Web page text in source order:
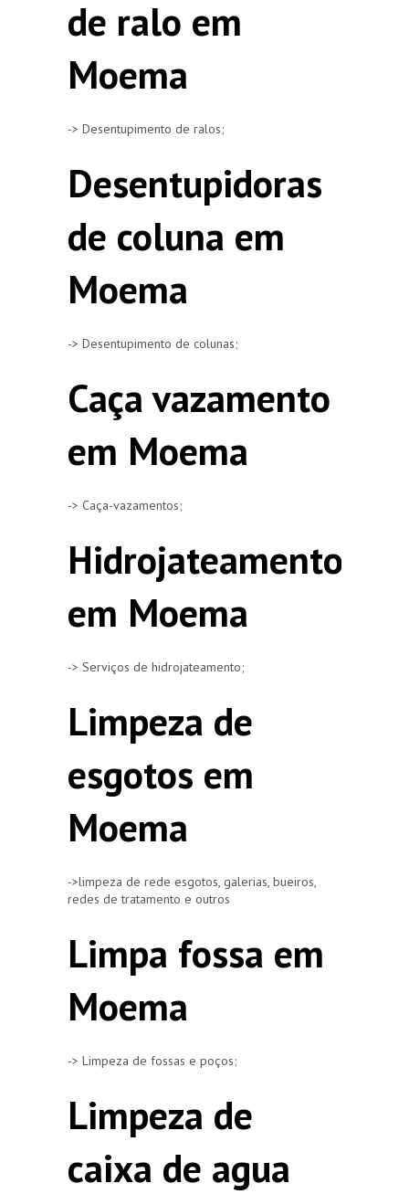
de ralo em
Moema
-> Desentupimento de ralos;
Desentupidoras
de coluna em
Moema
-> Desentupimento de colunas;
Caça vazamento
em Moema
-> Caça-vazamentos;
Hidrojateamento
em Moema
-> Serviços de hidrojateamento;
Limpeza de
esgotos em
Moema
->limpeza de rede esgotos, galerias, bueiros,
redes de tratamento e outros
Limpa fossa em
Moema
-> Limpeza de fossas e poços;
Limpeza de
caixa de agua